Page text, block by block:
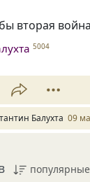
вторая
5004
Балухта 09
популярные